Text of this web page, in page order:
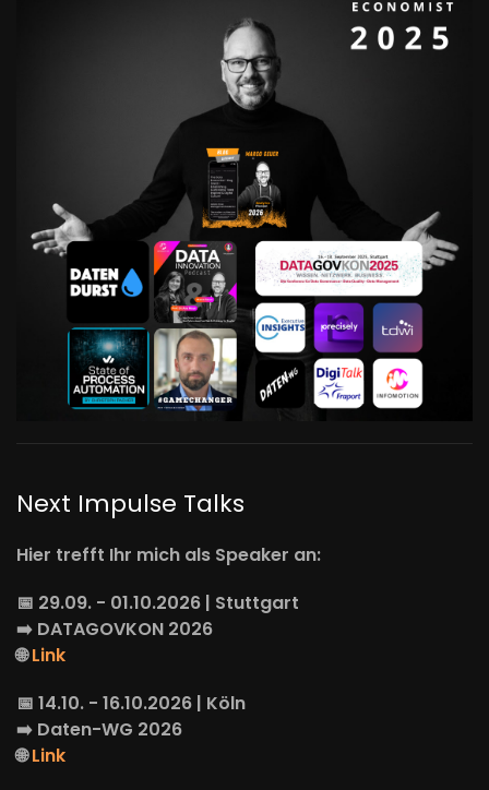
Next Impulse Talks
Hier trefft Ihr mich als Speaker an:
📅 29.09. - 01.10.2026 | Stuttgart
➡️ DATAGOVKON 2026
🌐Link
📅 14.10. - 16.10.2026 | Köln
➡️ Daten-WG 2026
🌐Link